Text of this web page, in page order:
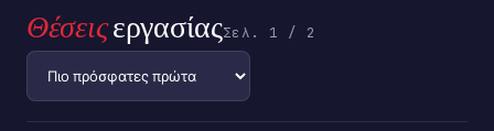
ΘέσειςεργασίαςΣελ. 1 / 2